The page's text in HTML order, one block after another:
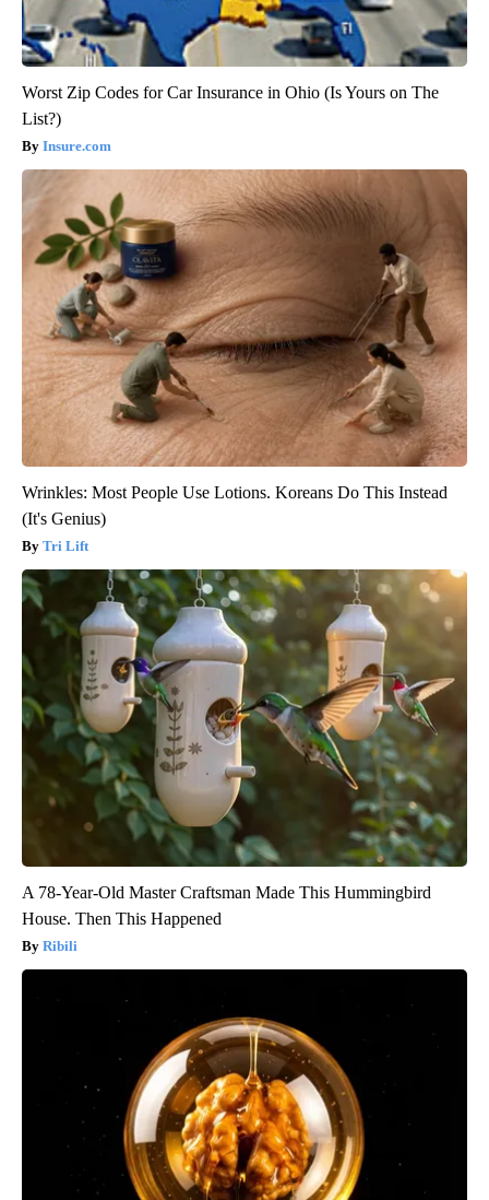
Worst Zip Codes for Car Insurance in Ohio (Is Yours on The
List?)
Insure.com
Wrinkles: Most People Use Lotions. Koreans Do This Instead
(It's Genius)
Tri Lift
A 78-Year-Old Master Craftsman Made This Hummingbird
House. Then This Happened
Ribili